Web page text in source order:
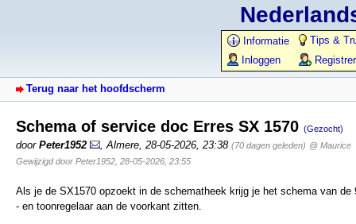
Informatie
Tips &
Inloggen
Terug naar het hoofdscherm
Schema of service doc Erres SX 1570 (Gezocht)
door Peter1952 Almere 28-05-2026, 23:38 (70 dagen geleden) @ Maurice
Gewijzigd door Peter1952, 28-05-2026, 23:55
Als je de SX1570 opzoekt in de schematheek krijg je het schema van
- en toonregelaar aan de voorkant zitten.